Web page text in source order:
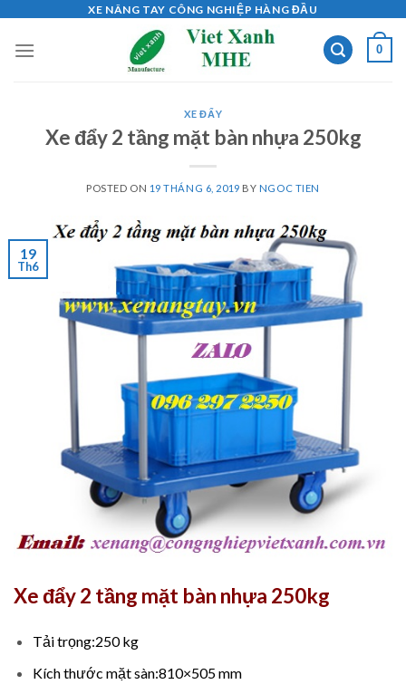
content
XE NÂNG TAY CÔNG NGHIỆP HÀNG ĐẦU
0
XE ĐẨY
Xe đẩy 2 tầng mặt bàn nhựa 250kg
POSTED ON 19 THÁNG 6, 2019 BY NGOC TIEN
19
Th6
Xe đẩy 2 tầng mặt bàn nhựa 250kg
Tải trọng:250 kg
Kích thước mặt sàn:810×505 mm